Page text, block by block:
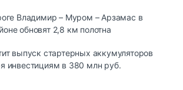
Владимир – Муром – Арзамас в
обновят 2,8 км полотна
выпуск стартерных аккумуляторов
инвестициям в 380 млн руб.